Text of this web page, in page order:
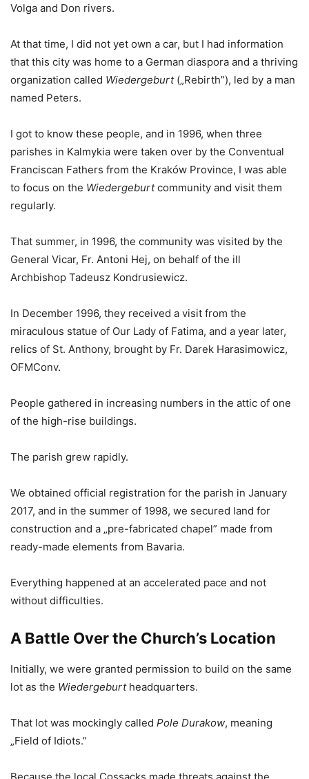
Volga and Don rivers.
At that time, I did not yet own a car, but I had information
that this city was home to a German diaspora and a thriving
organization called Wiedergeburt(„Rebirth”), led by a man
named Peters.
I got to know these people, and in 1996, when three
parishes in Kalmykia were taken over by the Conventual
Franciscan Fathers from the Kraków Province, I was able
to focus on the Wiedergeburtcommunity and visit them
regularly.
That summer, in 1996, the community was visited by the
General Vicar, Fr. Antoni Hej, on behalf of the ill
Archbishop Tadeusz Kondrusiewicz.
In December 1996, they received a visit from the
miraculous statue of Our Lady of Fatima, and a year later,
relics of St. Anthony, brought by Fr. Darek Harasimowicz,
OFMConv.
People gathered in increasing numbers in the attic of one
of the high-rise buildings.
The parish grew rapidly.
We obtained official registration for the parish in January
2017, and in the summer of 1998, we secured land for
construction and a „pre-fabricated chapel” made from
ready-made elements from Bavaria.
Everything happened at an accelerated pace and not
without difficulties.
A Battle Over the Church’s Location
Initially, we were granted permission to build on the same
lot as the Wiedergeburtheadquarters.
That lot was mockingly called Pole Durakow, meaning
„Field of Idiots.”